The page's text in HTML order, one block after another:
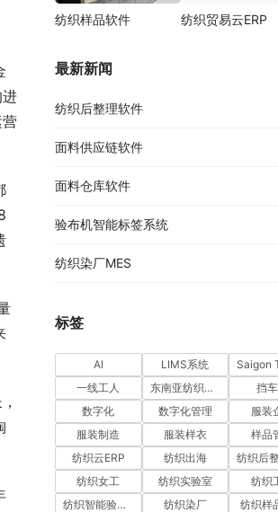
纺织样品软件 纺织贸易云ERP
最新新闻
纺织后整理软件
面料供应链软件
面料仓库软件
验布机智能标签系统
纺织染厂MES
标签
AI LIMS系统
一线工人
东南亚纺织市场
挡
数字化
数字化管理
服装
服装制造
服装样衣
样品
纺织云ERP
纺织出海
纺织女工
纺织实验室
纺织
纺织智能验布机系统
纺织染厂
纺织样